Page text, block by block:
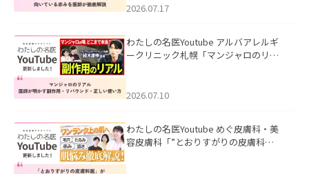
した。
2026.07.17
わたしの名医Youtube アルバアレルギ
ークリニック札幌「マンジャロのリア
た。
2026.07.10
わたしの名医Youtube めぐ皮膚科・美
容皮膚科「”とおりすがりの皮膚科